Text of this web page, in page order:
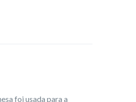
foi usada para a